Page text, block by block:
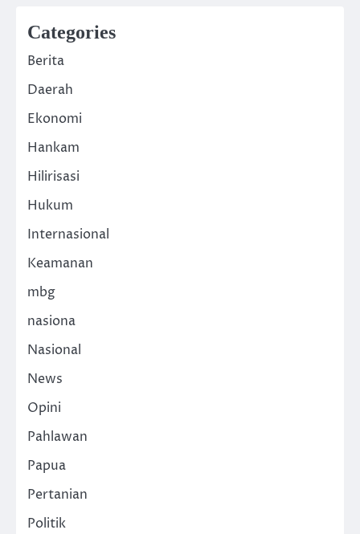
Categories
Berita
Daerah
Ekonomi
Hankam
Hilirisasi
Hukum
Internasional
Keamanan
mbg
nasiona
Nasional
News
Opini
Pahlawan
Papua
Pertanian
Politik